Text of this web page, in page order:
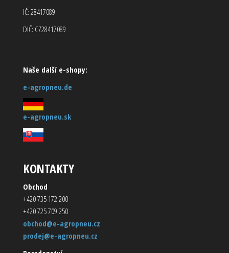
IČ: 28417089
DIČ: CZ28417089
Naše další e-shopy:
e-agropneu.de
e-agropneu.sk
KONTAKTY
Obchod
+420 735 172 200
+420 725 709 250
obchod@e-agropneu.cz
prodej@e-agropneu.cz